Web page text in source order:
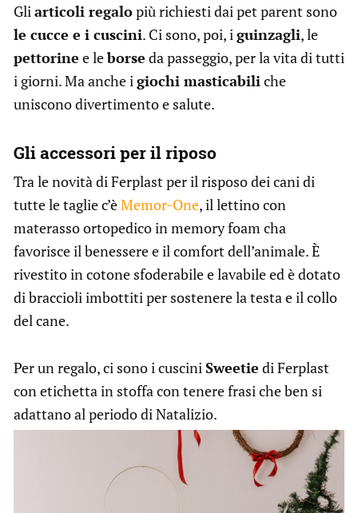
Gliarticoli regalopiù richiesti dai pet parent sono
le cucce e i cuscini. Ci sono, poi, iguinzagli, le
pettorine e leborse da passeggio, per la vita di tutti
i giorni. Ma anche igiochi masticabiliche
uniscono divertimento e salute.
Gli accessori per il riposo
Tra le novità di Ferplast per il risposo dei cani di
tutte le taglie c’èMemor-One, il lettino con
materasso ortopedico in memory foam cha
favorisce il benessere e il comfort dell’animale. È
rivestito in cotone sfoderabile e lavabile ed è dotato
di braccioli imbottiti per sostenere la testa e il collo
del cane.
Per un regalo, ci sono i cusciniSweetie di Ferplast
con etichetta in stoffa con tenere frasi che ben si
adattano al periodo di Natalizio.